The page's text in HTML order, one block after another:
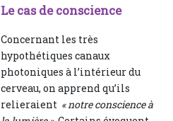
Le cas de conscience
Concernant les très
hypothétiques canaux
photoniques à l’intérieur du
cerveau, on apprend qu’ils
relieraient « notre conscience à